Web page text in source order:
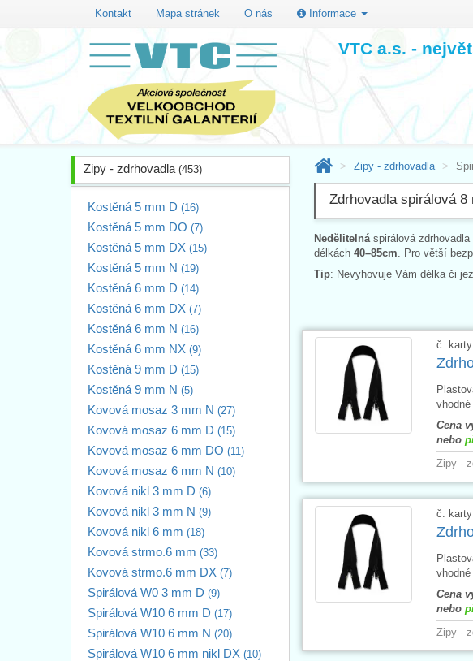
Kontakt Mapa stránek O nás Informace
VTC a.s. -
Zipy - zdrhovadla (453)
Kostěná 5 mm D (16)
Kostěná 5 mm DO (7)
Kostěná 5 mm DX (15)
Kostěná 5 mm N (19)
Kostěná 6 mm D (14)
Kostěná 6 mm DX (7)
Kostěná 6 mm N (16)
Kostěná 6 mm NX (9)
Kostěná 9 mm D (15)
Kostěná 9 mm N (5)
Kovová mosaz 3 mm N (27)
Kovová mosaz 6 mm D (15)
Kovová mosaz 6 mm DO (11)
Kovová mosaz 6 mm N (10)
Kovová nikl 3 mm D (6)
Kovová nikl 3 mm N (9)
Kovová nikl 6 mm (18)
Kovová strmo.6 mm (33)
Kovová strmo.6 mm DX (7)
Spirálová W0 3 mm D (9)
Spirálová W10 6 mm D (17)
Spirálová W10 6 mm N (20)
Spirálová W10 6 mm nikl DX (10)
Zipy - zdrhovadla
Zdrhovadla spirálová 8
Nedělitelná spirálová zdrhovadla
délkách 40–85cm . Pro větší
Tip: Nevyhovuje Vám délka či
č.
Cena
nebo
Zipy -
č.
Cena
nebo
Zipy -